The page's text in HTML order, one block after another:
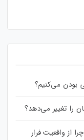
بودن می‌کنیم؟
را تغییر می‌دهد؟
از واقعیت فرار